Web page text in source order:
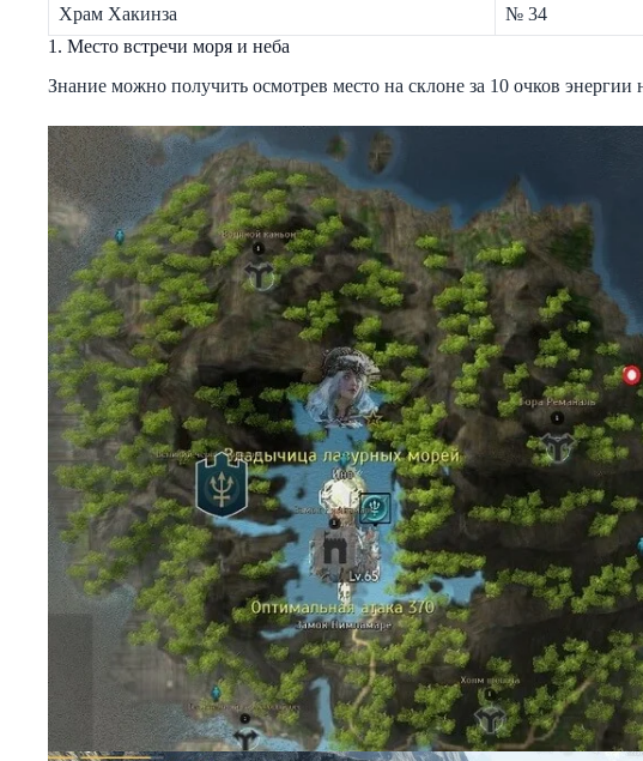
Храм Хакинза
№ 34
1. Место встречи моря и неба
Знание можно получить осмотрев место на склоне за 10 очков энергии